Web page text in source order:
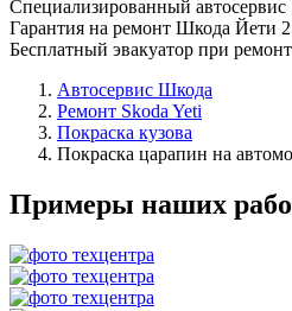
Специализированный автосервис
Гарантия на ремонт Шкода Йети 2
Бесплатный эвакуатор при
Автосервис Шкода
Ремонт Skoda Yeti
Покраска кузова
Покраска царапин на
Примеры наших